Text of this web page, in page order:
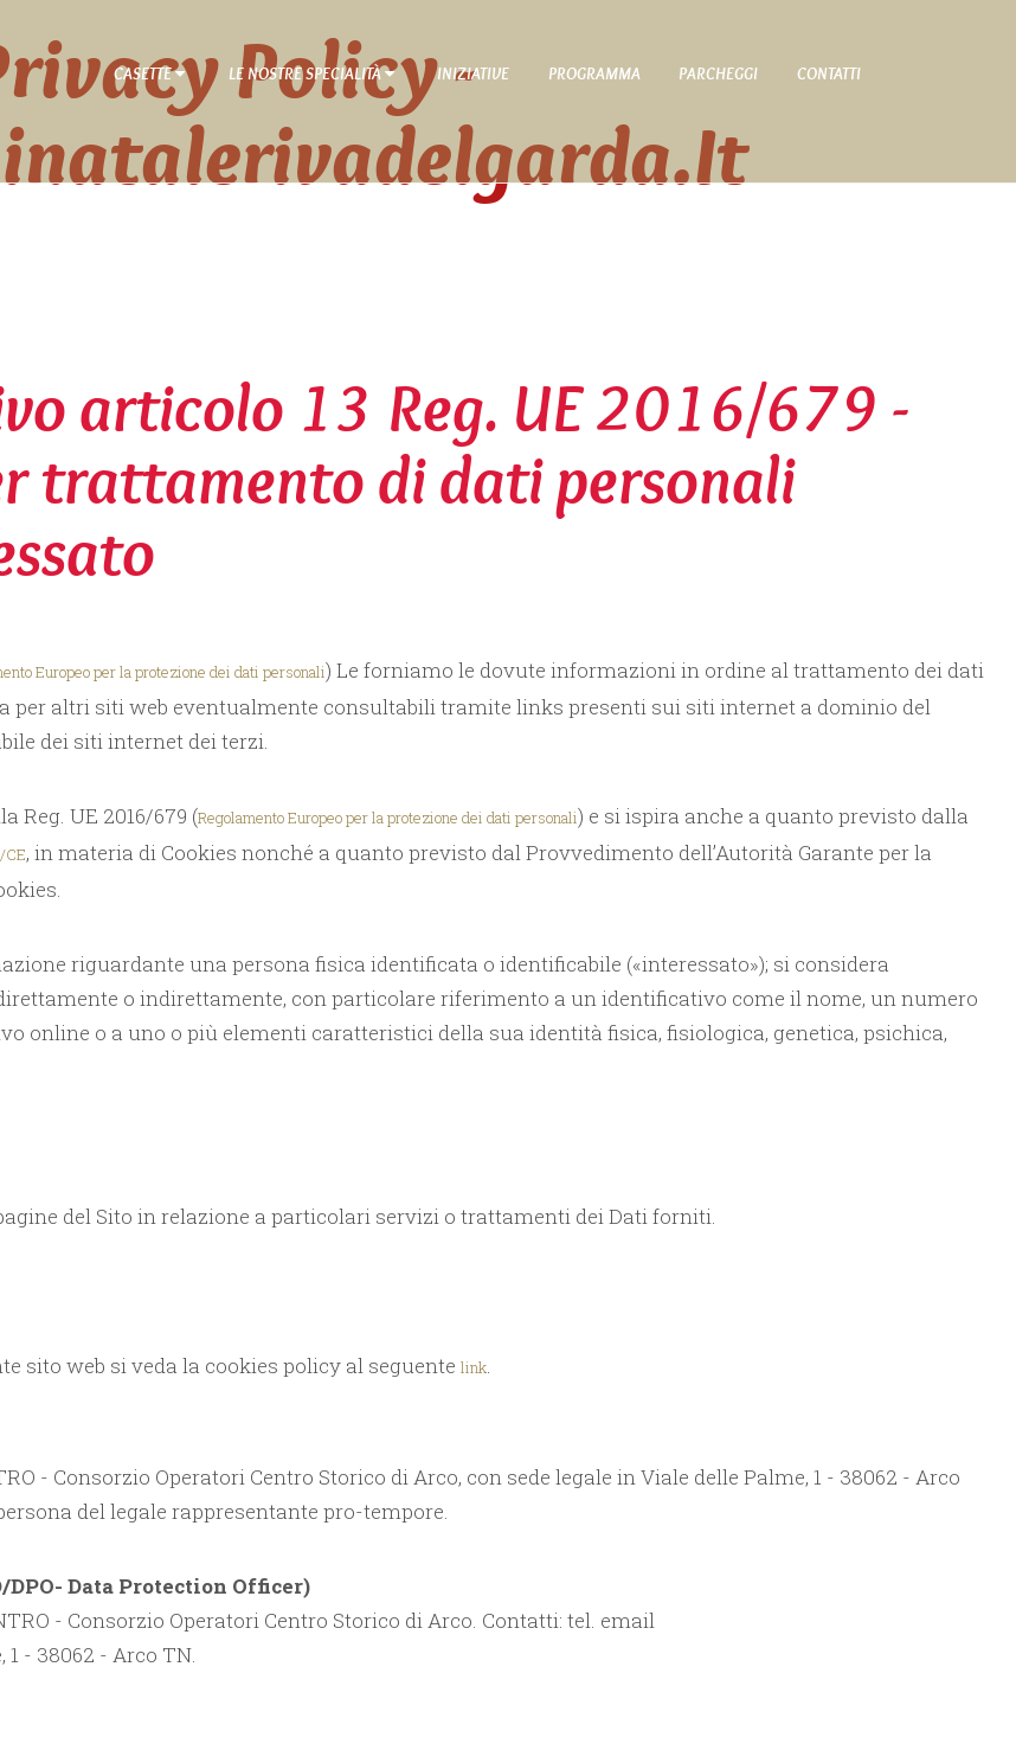
CASETTE LE NOSTRE SPECIALITÀ INIZIATIVE PROGRAMMA PARCHEGGI CONTATTI
Policy -
articolo 13 Reg. UE 2016/679 -
trattamento di dati personali
Europeo per la protezione dei dati personali) Le forniamo le dovute informazioni in ordine al trattamento dei dati
altri siti web eventualmente consultabili tramite links presenti sui siti internet a dominio del
dei siti internet dei terzi.
Reg. UE 2016/679 (Regolamento Europeo per la protezione dei dati personali) e si ispira anche a quanto previsto dalla
, in materia di Cookies nonché a quanto previsto dal Provvedimento dell’Autorità Garante per la
riguardante una persona fisica identificata o identificabile («interessato»); si considera
o indirettamente, con particolare riferimento a un identificativo come il nome, un numero
online o a uno o più elementi caratteristici della sua identità fisica, fisiologica, genetica, psichica,
del Sito in relazione a particolari servizi o trattamenti dei Dati forniti.
sito web si veda la cookies policy al seguente link.
- Consorzio Operatori Centro Storico di Arco, con sede legale in Viale delle Palme, 1 - 38062 - Arco
del legale rappresentante pro-tempore.
DPO- Data Protection Officer)
- Consorzio Operatori Centro Storico di Arco. Contatti: tel. email
- 38062 - Arco TN.